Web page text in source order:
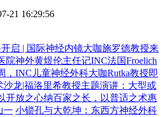
21 16:29:56
启 | 国际神经内镜大咖施罗德教授来
院神外黄煜伦主任记INC法国Froelich
，INC儿童神经外科大咖Rutka教授即
沙龙|福洛里希教授主题演讲：大型或
开放之心纳百家之长，以普适之术惠
一 小锁孔与大乾坤：东西方神经外科